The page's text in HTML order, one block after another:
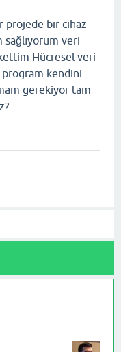
projede bir cihaz
sağlıyorum veri
Hücresel veri
program kendini
gerekiyor tam